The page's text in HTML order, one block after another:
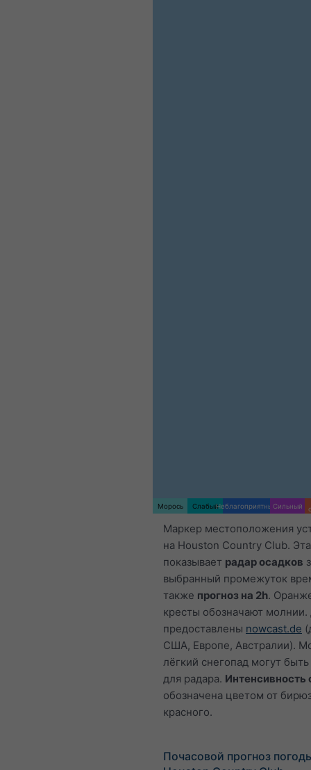
Морось СлабыйНеблагоприятныйСильный
Маркер местоположения
на Houston Country Club.
показывает радар осадков
выбранный промежуток
также прогноз на 2h.
кресты обозначают
предоставлены nowcast.de
США, Европе, Австралии).
лёгкий снегопад могут
для радара. Интенсивность
обозначена цветом от
красного.
Почасовой прогноз